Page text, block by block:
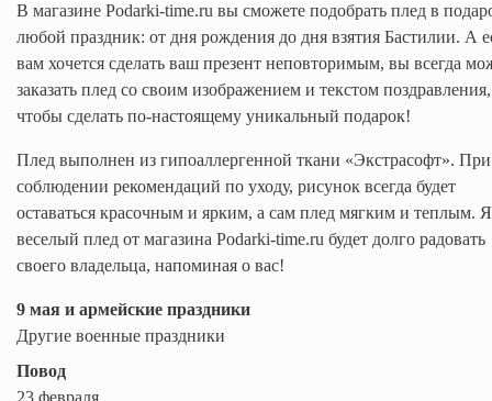
В магазине Podarki-time.ru вы сможете подобрать плед в
любой праздник: от дня рождения до дня взятия Бастилии. А
вам хочется сделать ваш презент неповторимым, вы всегда
заказать плед со своим изображением и текстом поздравления,
чтобы сделать по-настоящему уникальный подарок!
Плед выполнен из гипоаллергенной ткани «Экстрасофт». При
соблюдении рекомендаций по уходу, рисунок всегда будет
оставаться красочным и ярким, а сам плед мягким и теплым.
веселый плед от магазина Podarki-time.ru будет долго радовать
своего владельца, напоминая о вас!
9 мая и армейские праздники
Другие военные праздники
Повод